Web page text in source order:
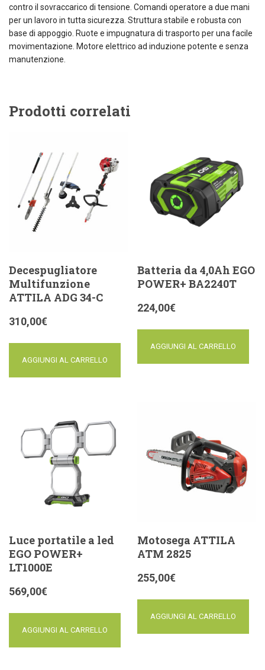
contro il sovraccarico di tensione. Comandi operatore a due mani
per un lavoro in tutta sicurezza. Struttura stabile e robusta con
base di appoggio. Ruote e impugnatura di trasporto per una facile
movimentazione. Motore elettrico ad induzione potente e senza
manutenzione.
Prodotti correlati
Decespugliatore
Multifunzione
ATTILA ADG 34-C
310,00€
AGGIUNGI AL CARRELLO
Batteria da 4,0Ah EGO
POWER+ BA2240T
224,00€
AGGIUNGI AL CARRELLO
Luce portatile a led
EGO POWER+
LT1000E
569,00€
AGGIUNGI AL CARRELLO
Motosega ATTILA
ATM 2825
255,00€
AGGIUNGI AL CARRELLO